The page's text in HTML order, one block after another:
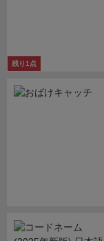
残り1点